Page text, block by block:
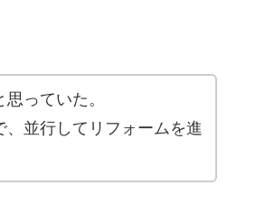
っていた。
並行してリフォームを進